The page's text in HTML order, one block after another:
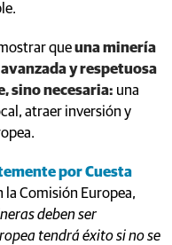
queuna minería
y respetuosa
sino necesaria: una
atraer inversión y
por Cuesta
la Comisión Europea,
deben ser
tendrá éxito si no se